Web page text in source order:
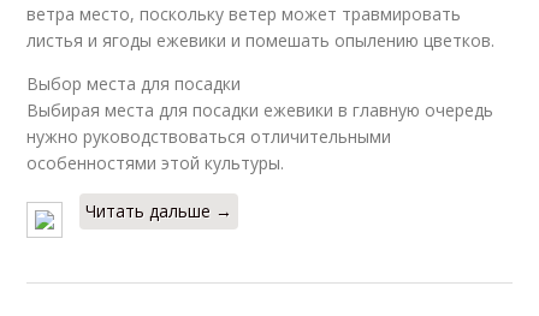
ветра место, поскольку ветер может травмировать
листья и ягоды ежевики и помешать опылению цветков.
Выбор места для посадки
Выбирая места для посадки ежевики в главную очередь
нужно руководствоваться отличительными
особенностями этой культуры.
Читать дальше →